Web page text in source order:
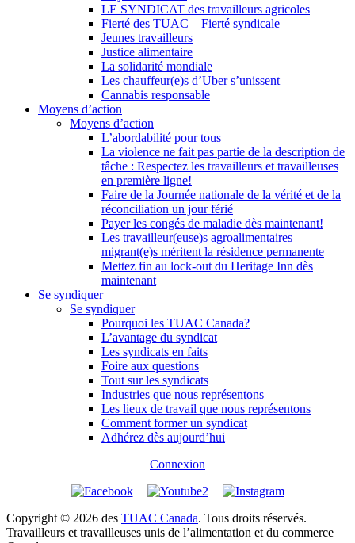
LE SYNDICAT des travailleurs agricoles
Fierté des TUAC – Fierté syndicale
Jeunes travailleurs
Justice alimentaire
La solidarité mondiale
Les chauffeur(e)s d’Uber s’unissent
Cannabis responsable
Moyens d’action
Moyens d’action
L’abordabilité pour tous
La violence ne fait pas partie de la description de
tâche : Respectez les travailleurs et travailleuses
en première ligne!
Faire de la Journée nationale de la vérité et de la
réconciliation un jour férié
Payer les congés de maladie dès maintenant!
Les travailleur(euse)s agroalimentaires
migrant(e)s méritent la résidence permanente
Mettez fin au lock-out du Heritage Inn dès
maintenant
Se syndiquer
Se syndiquer
Pourquoi les TUAC Canada?
L’avantage du syndicat
Les syndicats en faits
Foire aux questions
Tout sur les syndicats
Industries que nous représentons
Les lieux de travail que nous représentons
Comment former un syndicat
Adhérez dès aujourd’hui
Connexion
Copyright © 2026 des TUAC Canada. Tous droits réservés.
Travailleurs et travailleuses unis de l’alimentation et du commerce